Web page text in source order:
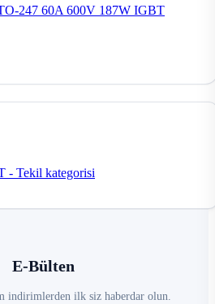
247 60A 600V 187W IGBT
- Tekil kategorisi
E-Bülten
indirimlerden ilk siz haberdar olun.